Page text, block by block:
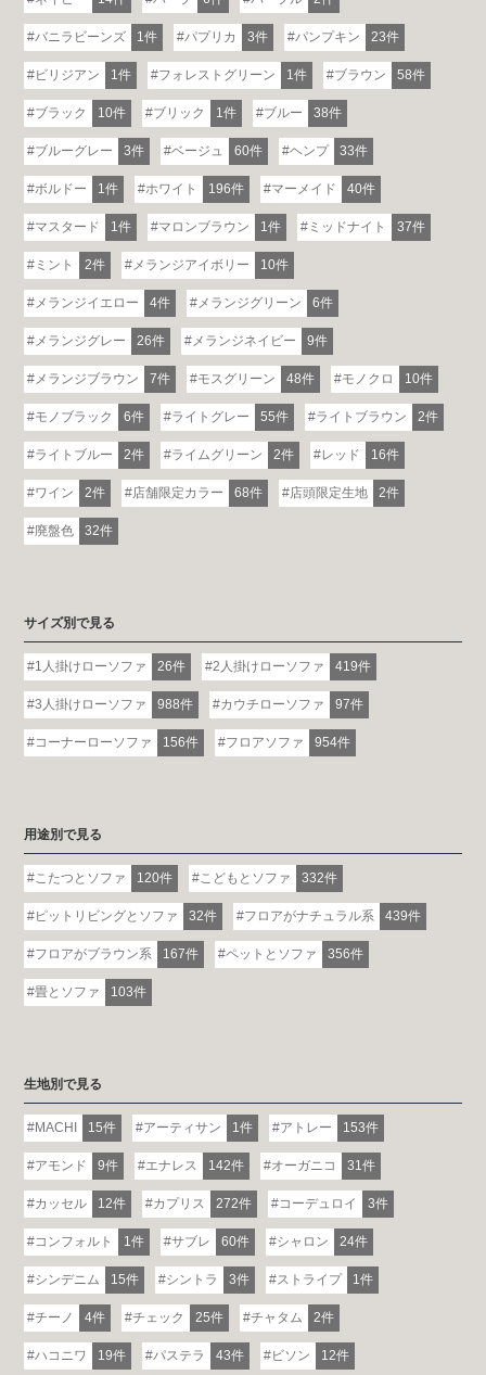
バニラビーンズ 1件 パプリカ 3件 パンプキン 23件
ビリジアン 1件 フォレストグリーン 1件 ブラウン 58件
ブラック 10件 ブリック 1件 ブルー 38件
ブルーグレー 3件 ベージュ 60件 ヘンプ 33件
ボルドー 1件 ホワイト 196件 マーメイド 40件
マスタード 1件 マロンブラウン 1件 ミッドナイト 37件
ミント 2件 メランジアイボリー 10件
メランジイエロー 4件 メランジグリーン 6件
メランジグレー 26件 メランジネイビー 9件
メランジブラウン 7件 モスグリーン 48件 モノクロ 10件
モノブラック 6件 ライトグレー 55件 ライトブラウン 2件
ライトブルー 2件 ライムグリーン 2件 レッド 16件
ワイン 2件 店舗限定カラー 68件 店頭限定生地 2件
廃盤色 32件
サイズ別で見る
1人掛けローソファ 26件 2人掛けローソファ 419件
3人掛けローソファ 988件 カウチローソファ 97件
コーナーローソファ 156件 フロアソファ 954件
用途別で見る
こたつとソファ 120件 こどもとソファ 332件
ピットリビングとソファ 32件 フロアがナチュラル系 439件
フロアがブラウン系 167件 ペットとソファ 356件
畳とソファ 103件
生地別で見る
MACHI 15件 アーティサン 1件 アトレー 153件
アモンド 9件 エナレス 142件 オーガニコ 31件
カッセル 12件 カプリス 272件 コーデュロイ 3件
コンフォルト 1件 サブレ 60件 シャロン 24件
シンデニム 15件 シントラ 3件 ストライプ 1件
チーノ 4件 チェック 25件 チャタム 2件
ハコニワ 19件 パステラ 43件 ビソン 12件